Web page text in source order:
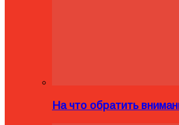
На что обратить